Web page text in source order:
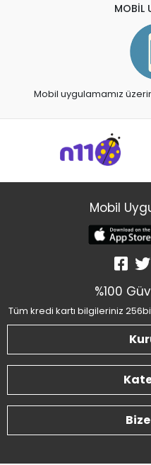
MOBİL
Mobil uygulamamız
Mobil
%100
Tüm kredi kartı bilgileriniz